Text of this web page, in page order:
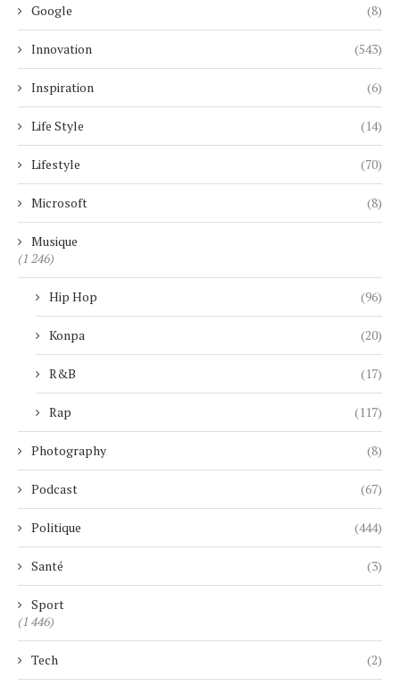
Google (8)
Innovation (543)
Inspiration (6)
Life Style (14)
Lifestyle (70)
Microsoft (8)
Musique
(1 246)
Hip Hop (96)
Konpa (20)
R&B (17)
Rap (117)
Photography (8)
Podcast (67)
Politique (444)
Santé (3)
Sport
(1 446)
Tech (2)